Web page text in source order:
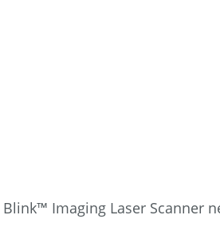
Blink™ Imaging Laser Scanner